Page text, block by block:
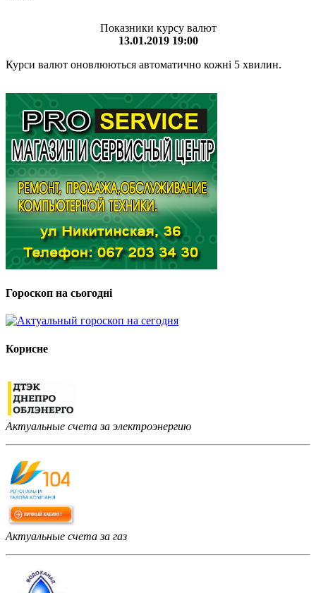
Показники курсу валют
13.01.2019 19:00
Курси валют оновлюються автоматично кожні 5 хвилин.
Гороскоп на сьогодні
Корисне
Актуальные счета за электроэнергию
Актуальные счета за газ